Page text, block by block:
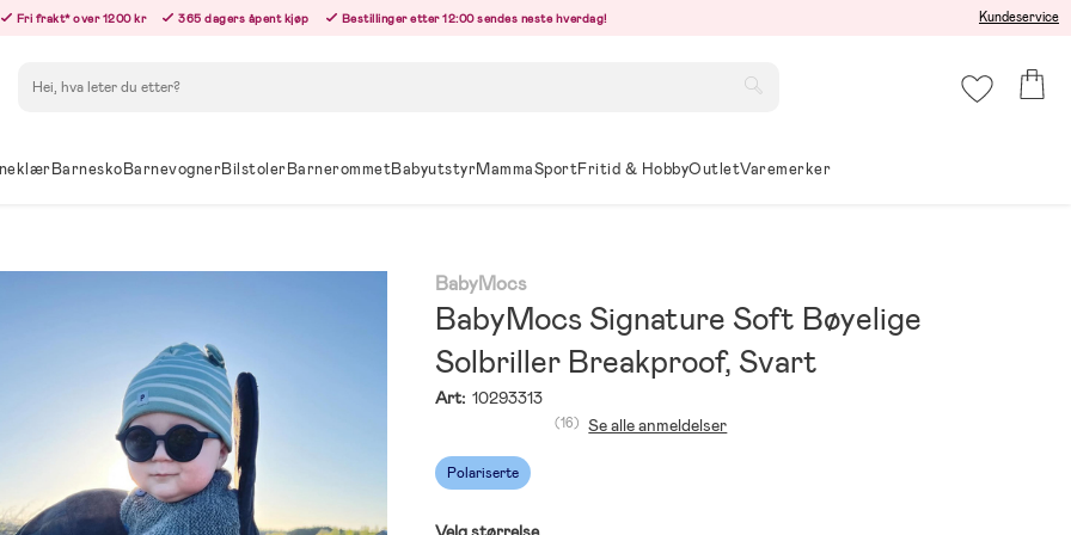
Fri frakt* over 1200 kr 365 dagers åpent kjøp Bestillinger etter 12:00 sendes neste hverdag! Kundeservice
BarneskoBarnevognerBilstolerBarnerommetBabyutstyrMammaSportFritid & HobbyOutletVaremerker
BabyMocs
BabyMocs Signature Soft Bøyelige
Solbriller Breakproof, Svart
Art: 10293313
Polariserte
(16) Se alle anmeldelser